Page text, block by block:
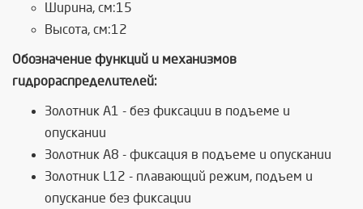
Ширина, см:15
Высота, см:12
Обозначение функций и механизмов
гидрораспределителей:
Золотник А1 - без фиксации в подъеме и
опускании
Золотник А8 - фиксация в подъеме и опускании
Золотник L12 - плавающий режим, подъем и
опускание без фиксации